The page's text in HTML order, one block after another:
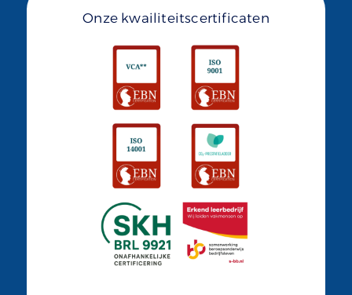
Onze kwailiteitscertificaten